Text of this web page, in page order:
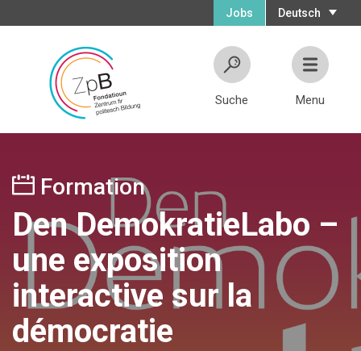
Deutsch
Jobs
Suche Menu
Formation
Den DemokratieLabo –
une exposition
interactive sur la
démocratie